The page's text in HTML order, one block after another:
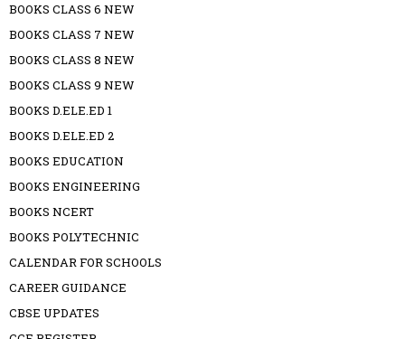
BOOKS CLASS 6 NEW
BOOKS CLASS 7 NEW
BOOKS CLASS 8 NEW
BOOKS CLASS 9 NEW
BOOKS D.ELE.ED 1
BOOKS D.ELE.ED 2
BOOKS EDUCATION
BOOKS ENGINEERING
BOOKS NCERT
BOOKS POLYTECHNIC
CALENDAR FOR SCHOOLS
CAREER GUIDANCE
CBSE UPDATES